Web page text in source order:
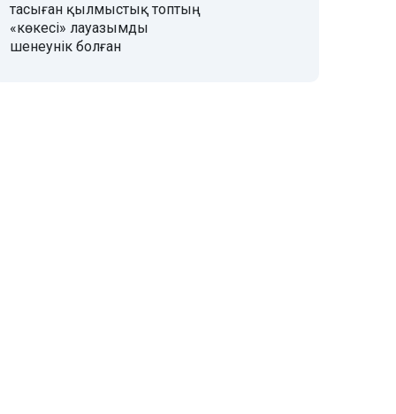
тасыған қылмыстық топтың
«көкесі» лауазымды
шенеунік болған